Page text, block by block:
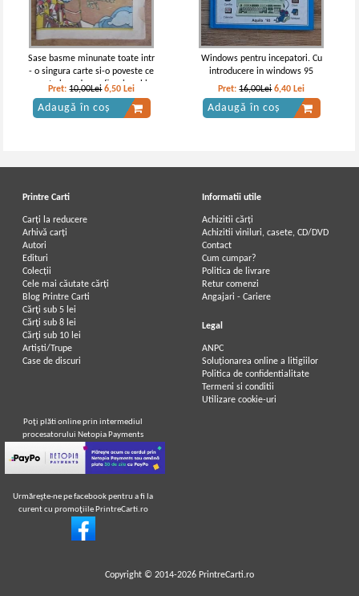
Sase basme minunate toate intr
- o singura carte si-o poveste ce
nu este inca dar va fi scrisa chiar
de voi, copii!
Pret:10,00Lei 6,50 Lei
Adaugă în coș
Windows pentru incepatori. Cu
introducere in windows 95
Pret:16,00Lei 6,40 Lei
Adaugă în coș
Printre Carti
Carți la reducere
Arhivă carți
Autori
Edituri
Colecții
Cele mai căutate cărți
Blog Printre Carti
Cărţi sub 5 lei
Cărţi sub 8 lei
Cărţi sub 10 lei
Artiști/Trupe
Case de discuri
Informatii utile
Achizitii cărți
Achizitii viniluri, casete, CD/DVD
Contact
Cum cumpar?
Politica de livrare
Retur comenzi
Angajari - Cariere
Legal
ANPC
Soluționarea online a litigiilor
Politica de confidentialitate
Termeni si conditii
Utilizare cookie-uri
Poţi plăti online prin intermediul
procesatorului Netopia Payments
Urmăreşte-ne pe facebook pentru a fi la
curent cu promoţiile PrintreCarti.ro
Copyright © 2014-2026 PrintreCarti.ro